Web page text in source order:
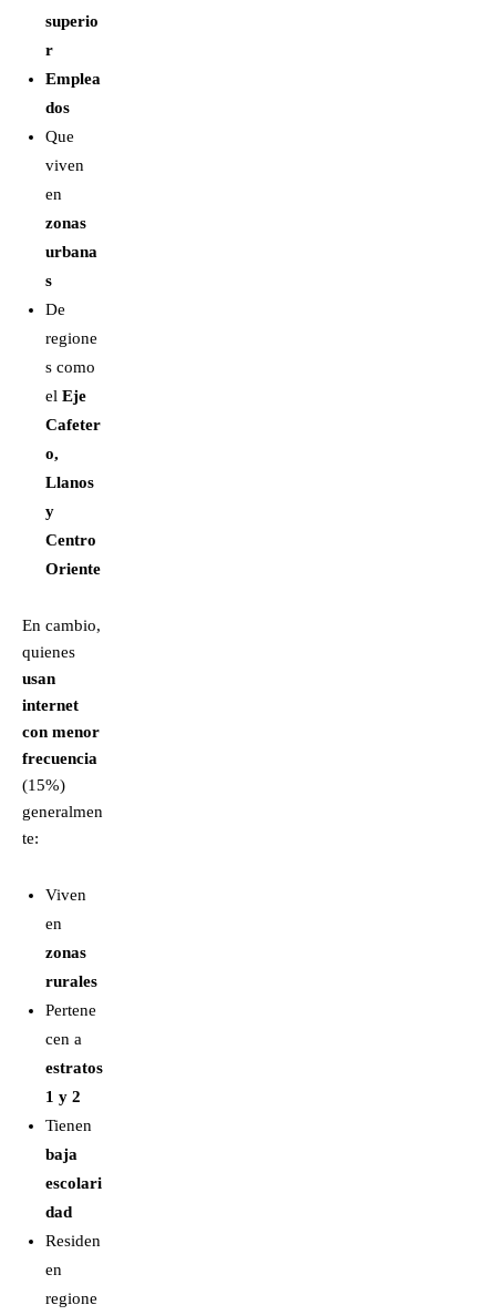
superio
r
Emplea
dos
Que
viven
en
zonas
urbana
s
De
regione
s como
el Eje
Cafeter
o,
Llanos
y
Centro
Oriente
En cambio,
quienes
usan
internet
con menor
frecuencia
(15%)
generalmen
te:
Viven
en
zonas
rurales
Pertene
cen a
estratos
1 y 2
Tienen
baja
escolari
dad
Residen
en
regione